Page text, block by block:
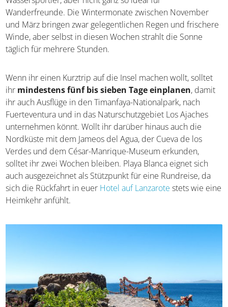
Wanderfreunde. Die Wintermonate zwischen November
und März bringen zwar gelegentlichen Regen und frischere
Winde, aber selbst in diesen Wochen strahlt die Sonne
täglich für mehrere Stunden.
Wenn ihr einen Kurztrip auf die Insel machen wollt, solltet
ihr mindestens fünf bis sieben Tage einplanen, damit
ihr auch Ausflüge in den Timanfaya-Nationalpark, nach
Fuerteventura und in das Naturschutzgebiet Los Ajaches
unternehmen könnt. Wollt ihr darüber hinaus auch die
Nordküste mit dem Jameos del Agua, der Cueva de los
Verdes und dem César-Manrique-Museum erkunden,
solltet ihr zwei Wochen bleiben. Playa Blanca eignet sich
auch ausgezeichnet als Stützpunkt für eine Rundreise, da
sich die Rückfahrt in euer Hotel auf Lanzarote stets wie eine
Heimkehr anfühlt.